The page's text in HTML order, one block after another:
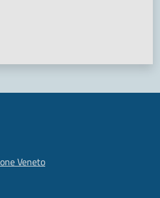
da 1 a 5 stelle
Veneto